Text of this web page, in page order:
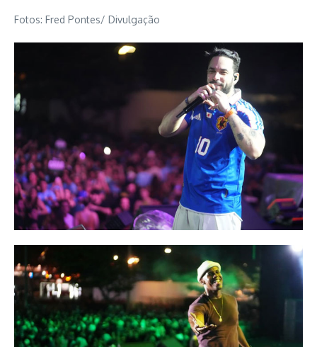
Fotos: Fred Pontes/ Divulgação